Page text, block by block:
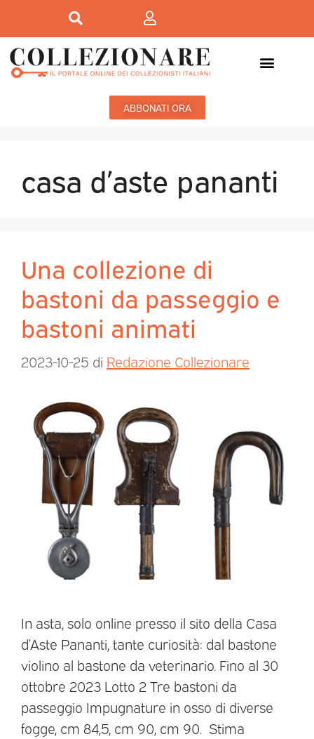
ABBONATI ORA
casa d’aste pananti
Una collezione di
bastoni da passeggio e
bastoni animati
2023-10-25 di Redazione Collezionare
In asta, solo online presso il sito della Casa
d’Aste Pananti, tante curiosità: dal bastone
violino al bastone da veterinario. Fino al 30
ottobre 2023 Lotto 2 Tre bastoni da
passeggio Impugnature in osso di diverse
fogge, cm 84,5, cm 90, cm 90. Stima